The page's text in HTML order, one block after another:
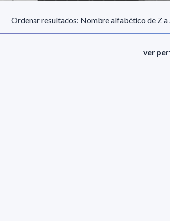
Ordenar resultados: Nombre alfabético de Z a
ver